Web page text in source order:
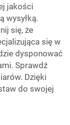
jakości
wysyłką.
się, że
się w
dysponować
Sprawdź
Dzięki
do swojej